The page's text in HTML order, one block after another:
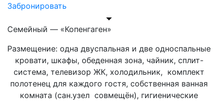
Забронировать
Семейный — «Копенгаген»
Размещение: одна двуспальная и две односпальные
кровати, шкафы, обеденная зона, чайник, сплит-
система, телевизор ЖК, холодильник, комплект
полотенец для каждого гостя, собственная ванная
комната (сан.узел совмещён), гигиенические